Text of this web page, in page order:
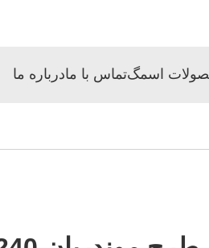
اسمگتماس با مادرباره ما